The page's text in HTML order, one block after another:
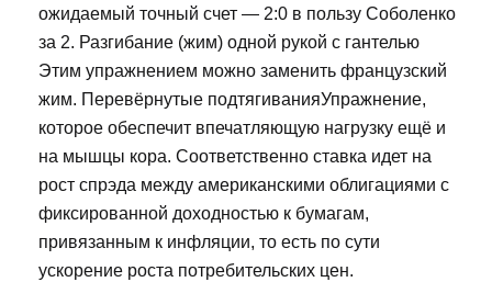
ожидаемый точный счет — 2:0 в пользу Соболенко
за 2. Разгибание (жим) одной рукой с гантелью
Этим упражнением можно заменить французский
жим. Перевёрнутые подтягиванияУпражнение,
которое обеспечит впечатляющую нагрузку ещё и
на мышцы кора. Соответственно ставка идет на
рост спрэда между американскими облигациями с
фиксированной доходностью к бумагам,
привязанным к инфляции, то есть по сути
ускорение роста потребительских цен.